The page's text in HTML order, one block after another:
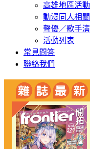
高雄地區活動
動漫同人相
聲優／歌手
活動列表
常見問答
聯絡我們